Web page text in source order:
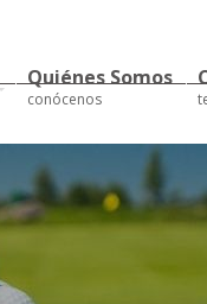
Quiénes Somos
conócenos